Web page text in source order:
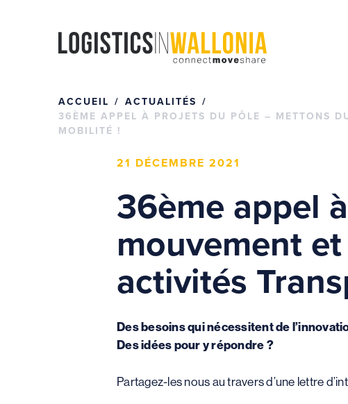
ACCUEIL
ACTUALITÉS
36ÈME APPEL À PROJETS DU PÔLE – METTONS
MOBILITÉ !
21 DÉCEMBRE 2021
36ème appel
mouvement
activités
Des besoins qui nécessitent de
Des idées pour y répondre ?
Partagez-les nous au travers d’une lettre